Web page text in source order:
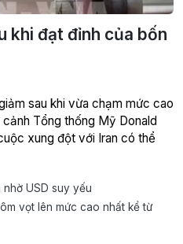
khi đạt đỉnh của bốn
sau khi vừa chạm mức cao
Tổng thống Mỹ Donald
xung đột với Iran có thể
nhờ USD suy yếu
vọt lên mức cao nhất kể từ